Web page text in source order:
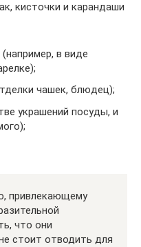
кисточки и карандаши
в виде
чашек, блюдец);
украшений посуды, и
привлекающему
что они
стоит отводить для